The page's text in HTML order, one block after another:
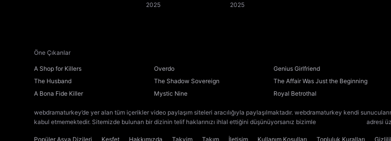
2025
Disturb
2025
Öne Çıkanlar
A Shop for Killers Overdo
Genius Girlfriend
The Husband
The Shadow Sovereign
The Affair Was Just the Beginning
A Bona Fide Killer
Mystic Nine Royal Betrothal
webdramaturkey’de yer alan tüm içerikler video paylaşım siteleri aracılığıyla paylaşılmaktadır. webdramaturkey kendi
kabul etmemektedir. Sitemizde bulunan bir dizinin telif haklarınızı ihlal ettiğini düşünüyorsanız bizimle
adresi
Popüler Asya Dizileri Keşfet Hakkımızda Takvim Takım İletişim Kullanım Koşulları Topluluk Kuralları